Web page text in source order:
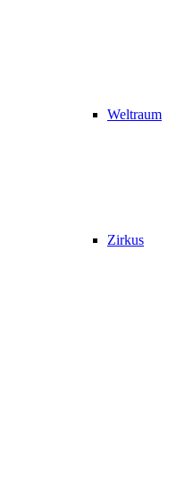
Weltraum
Zirkus